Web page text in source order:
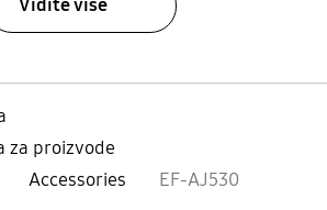
Vidite više
za proizvode
Accessories EF-AJ530